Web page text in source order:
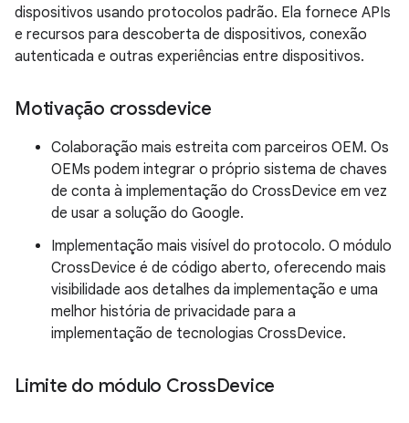
dispositivos usando protocolos padrão. Ela fornece APIs
e recursos para descoberta de dispositivos, conexão
autenticada e outras experiências entre dispositivos.
Motivação crossdevice
Colaboração mais estreita com parceiros OEM. Os
OEMs podem integrar o próprio sistema de chaves
de conta à implementação do CrossDevice em vez
de usar a solução do Google.
Implementação mais visível do protocolo. O módulo
CrossDevice é de código aberto, oferecendo mais
visibilidade aos detalhes da implementação e uma
melhor história de privacidade para a
implementação de tecnologias CrossDevice.
Limite do módulo CrossDevice